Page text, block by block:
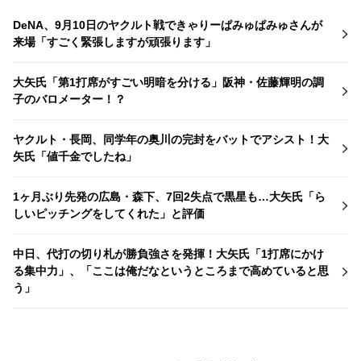
DeNA、9月10日のヤクルト戦できゃりーぱみゅぱみゅさんが
来場「すごく緊張しますが頑張ります」
大矢氏「第1打席がすごい明暗を分ける」阪神・佐藤輝明の調
子のバロメーター！？
ヤクルト・長岡、同学年の奥川の完封をバットでアシスト！大
矢氏「値千金でしたね」
1ヶ月ぶり先発の広島・森下、7回2失点で黒星も…大矢氏「ら
しいピッチングをしてくれた」と評価
中日、代打の切り札が勝負強さを発揮！大矢氏「1打席にかけ
る集中力」、「ここは俺だなというところまで高めていると思
う」